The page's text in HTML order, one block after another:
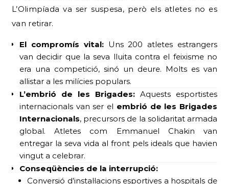
L’Olimpíada va ser suspesa, però els atletes no es
van retirar.
El compromís vital:Uns 200 atletes estrangers
van decidir que la seva lluita contra el feixisme no
era una competició, sinó un deure. Molts es van
allistar a les milícies populars.
L’embrió de les Brigades: Aquests esportistes
internacionals van ser el embrió de les Brigades
Internacionals, precursors de la solidaritat armada
global. Atletes com Emmanuel Chakin van
entregar la seva vida al front pels ideals que havien
vingut a celebrar.
Conseqüències de la interrupció:
Conversió d’instal·lacions esportives a hospitals de